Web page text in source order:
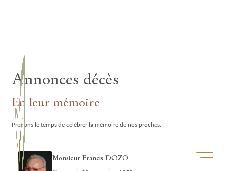
Ouvrir/
Annonces décès
En leur mémoire
Prenons le temps de célébrer la mémoire de nos proches.
Monsieur Francis DOZO